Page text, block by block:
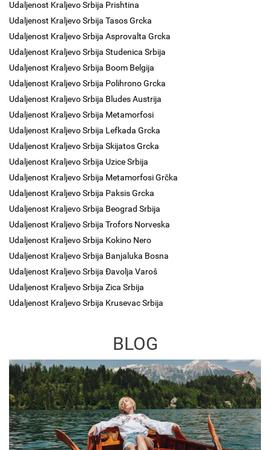
Udaljenost Kraljevo Srbija Prishtina
Udaljenost Kraljevo Srbija Tasos Grcka
Udaljenost Kraljevo Srbija Asprovalta Grcka
Udaljenost Kraljevo Srbija Studenica Srbija
Udaljenost Kraljevo Srbija Boom Belgija
Udaljenost Kraljevo Srbija Polihrono Grcka
Udaljenost Kraljevo Srbija Bludes Austrija
Udaljenost Kraljevo Srbija Metamorfosi
Udaljenost Kraljevo Srbija Lefkada Grcka
Udaljenost Kraljevo Srbija Skijatos Grcka
Udaljenost Kraljevo Srbija Uzice Srbija
Udaljenost Kraljevo Srbija Metamorfosi Grčka
Udaljenost Kraljevo Srbija Paksis Grcka
Udaljenost Kraljevo Srbija Beograd Srbija
Udaljenost Kraljevo Srbija Trofors Norveska
Udaljenost Kraljevo Srbija Kokino Nero
Udaljenost Kraljevo Srbija Banjaluka Bosna
Udaljenost Kraljevo Srbija Đavolja Varoš
Udaljenost Kraljevo Srbija Zica Srbija
Udaljenost Kraljevo Srbija Krusevac Srbija
BLOG